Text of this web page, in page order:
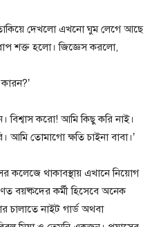
তাকিয়ে দেখলো এখনো ঘুম লেগে আছে
শক্ত হলো। জিজ্ঞেস করলো,
বিশ্বাস করো! আমি কিছু করি নাই।
তোমাগো ক্ষতি চাইনা বাবা।’
কলেজে থাকাবস্থায় এখানে নিয়োগ
বয়ষ্কদের কর্মী হিসেবে অনেক
চালাতে নাইট গার্ড অথবা